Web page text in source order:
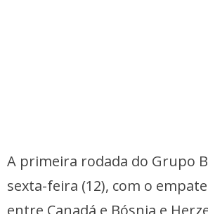
A primeira rodada do Grupo
sexta-feira (12), com o